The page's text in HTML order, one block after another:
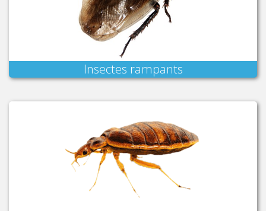
Insectes rampants